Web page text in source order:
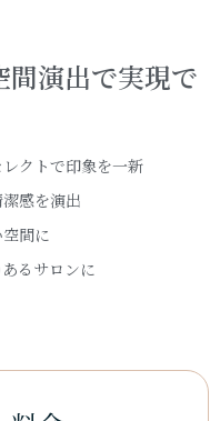
演出で実現で
クトで印象を一新
感を演出
間に
るサロンに